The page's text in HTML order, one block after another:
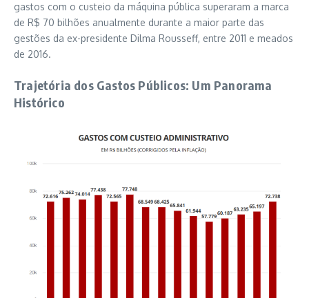
gastos com o custeio da máquina pública superaram a marca
de R$ 70 bilhões anualmente durante a maior parte das
gestões da ex-presidente Dilma Rousseff, entre 2011 e meados
de 2016.
Trajetória dos Gastos Públicos: Um Panorama
Histórico